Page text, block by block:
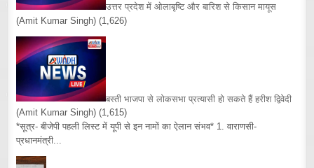
उत्तर प्रदेश में ओलाबृष्टि और बारिश से किसान मायूस
(Amit Kumar Singh) (1,626)
बस्ती भाजपा से लोकसभा प्रत्यासी हो सकते हैं हरीश द्विवेदी
(Amit Kumar Singh) (1,615)
*सूत्र- बीजेपी पहली लिस्ट में यूपी से इन नामों का ऐलान संभव* 1. वाराणसी-
प्रधानमंत्री...